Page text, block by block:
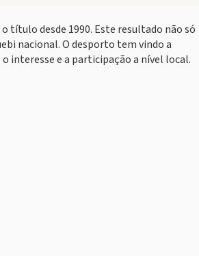
título desde 1990. Este resultado não só
nacional. O desporto tem vindo a
interesse e a participação a nível local.